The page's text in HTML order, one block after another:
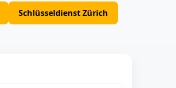
Schlüsseldienst Zürich